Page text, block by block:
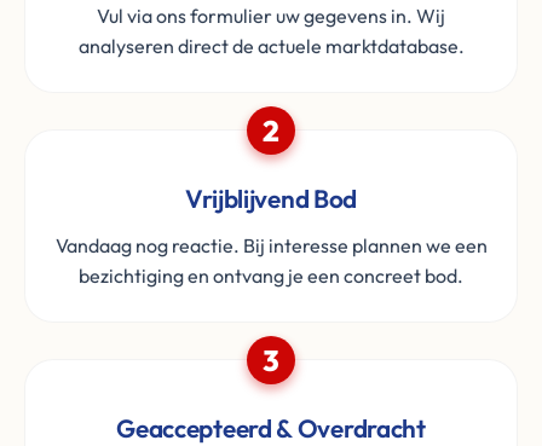
Vul via ons formulier uw gegevens in. Wij
analyseren direct de actuele marktdatabase.
2
Vrijblijvend Bod
Vandaag nog reactie. Bij interesse plannen we een
bezichtiging en ontvang je een concreet bod.
3
Geaccepteerd & Overdracht